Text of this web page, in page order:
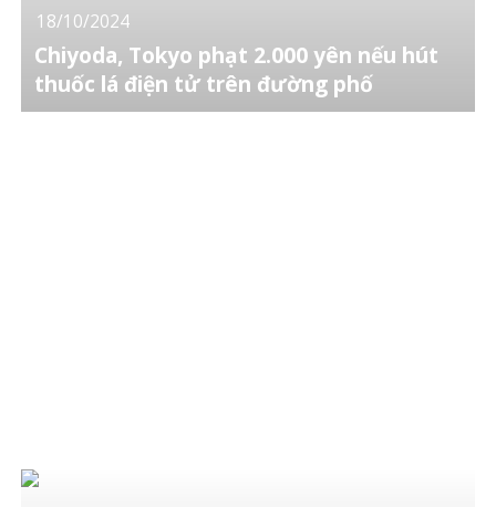
18/10/2024
Chiyoda, Tokyo phạt 2.000 yên nếu hút
thuốc lá điện tử trên đường phố